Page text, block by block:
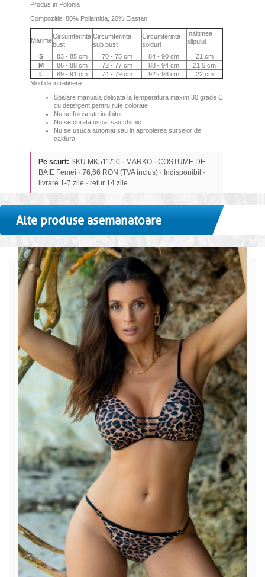
Produs in Polonia
Compozitie: 80% Poliamida, 20% Elastan
Marime
Circumferinta
bust
Circumferinta
sub bust
Circumferinta
solduri
Inaltimea
slipului
S 83 - 85 cm 70 - 75 cm 84 - 90 cm
21 cm
M
86 - 88 cm 72 - 77 cm 88 - 94 cm
21,5 cm
L
89 - 91 cm 74 - 79 cm 92 - 98 cm
22 cm
Mod de intretinere:
Spalare manuala delicata la temperatura maxim 30 grade C
cu detergent pentru rufe colorate
Nu se foloseste inalbitor
Nu se curata uscat sau chimic
Nu se usuca automat sau in apropierea surselor de
caldura
Pe scurt: SKU MK511/10 · MARKO · COSTUME DE
BAIE Femei · 76,66 RON (TVA inclus) · Indisponibil ·
livrare 1-7 zile · retur 14 zile
Alte produse asemanatoare